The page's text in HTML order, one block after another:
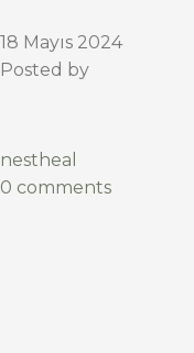
18 Mayıs 2024
Posted by
nestheal
0 comments